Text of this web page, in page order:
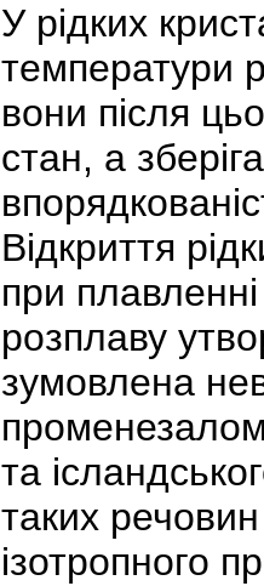
У рідких
температури
вони після
стан, а
Відкриття
при
розплаву
зумовлена
та
таких
ізотропного